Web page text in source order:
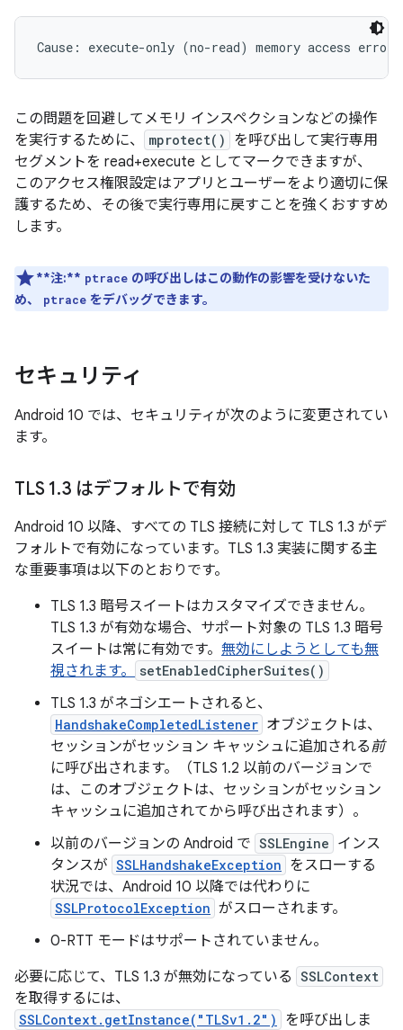
この問題を回避してメモリ インスペクションなどの操作
を実行するために、
mprotect()
を呼び出して実行専用
セグメントを read+execute としてマークできますが、
このアクセス権限設定はアプリとユーザーをより適切に保
護するため、その後で実行専用に戻すことを強くおすすめ
します。
**注:** ptrace の呼び出しはこの動作の影響を受けないた
め、
ptrace をデバッグできます。
セキュリティ
Android 10 では、セキュリティが次のように変更されてい
ます。
TLS 1.3 はデフォルトで有効
Android 10 以降、すべての TLS 接続に対して TLS 1.3 がデ
フォルトで有効になっています。TLS 1.3 実装に関する主
な重要事項は以下のとおりです。
TLS 1.3 暗号スイートはカスタマイズできません。
TLS 1.3 が有効な場合、サポート対象の TLS 1.3 暗号
スイートは常に有効です。 無効にしようとしても無
視されます。
setEnabledCipherSuites()
TLS 1.3 がネゴシエートされると、
HandshakeCompletedListener オブジェクトは、
セッションがセッション キャッシュに追加される前
に呼び出されます。（TLS 1.2 以前のバージョンで
は、このオブジェクトは、セッションがセッション
キャッシュに追加されてから呼び出されます）。
以前のバージョンの Android で SSLEngine インス
タンスが SSLHandshakeException をスローする
状況では、Android 10 以降では代わりに
SSLProtocolException がスローされます。
0-RTT モードはサポートされていません。
必要に応じて、TLS 1.3 が無効になっている SSLContext
を取得するには、
SSLContext.getInstance("TLSv1.2")
を呼び出しま